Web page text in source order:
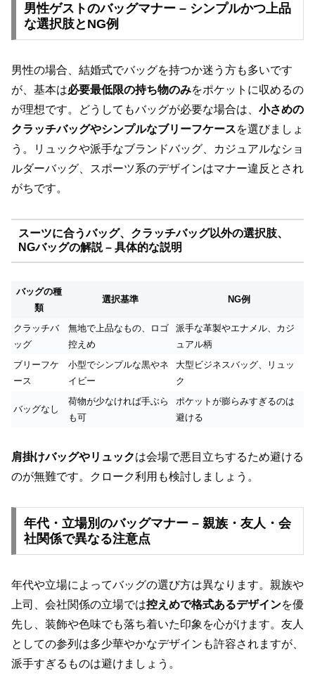
男性ゲストのバッグマナー – シンプルかつ上品
な選択肢とNG例
男性の場合、結婚式でバッグを持つか迷う方も多いです
が、基本は必要最低限の持ち物のみをポケットに収めるの
が理想です。どうしてもバッグが必要な場合は、 小さめの
クラッチバッグやシンプルなブリーフケースを選びましょ
う。リュックや派手なブランドバッグ、カジュアルなショ
ルダーバッグ、スポーツ系のデザインはマナー違反とされ
がちです。
スーツに合うバッグ、クラッチバッグ以外の選択肢、
NGバッグの解説 – 具体的な説明
バッグの種
類
選択基準 NG例
クラッチバ
ッグ
無地で上品なもの、ロゴ
控えめ
派手な革製やエナメル、カジ
ュアル柄
ブリーフケ
ース
小型でシンプルな黒やネ
イビー
大型ビジネスバッグ、リュッ
ク
バッグなし
荷物が少なければ手ぶら
も可
ポケットが膨らみすぎるのは
避ける
肩掛けバッグやリュックは会場で悪目立ちするため避ける
のが無難です。クローク利用も検討しましょう。
年代・立場別のバッグマナー – 親族・友人・会
社関係で異なる注意点
年代や立場によってバッグの選び方は異なります。親族や
上司、会社関係の立場では控えめで格式あるデザインを優
先し、装飾や色味でも落ち着いた印象を心がけます。友人
としての参列は多少華やかなデザインも許容されますが、
派手すぎるものは避けましょう。